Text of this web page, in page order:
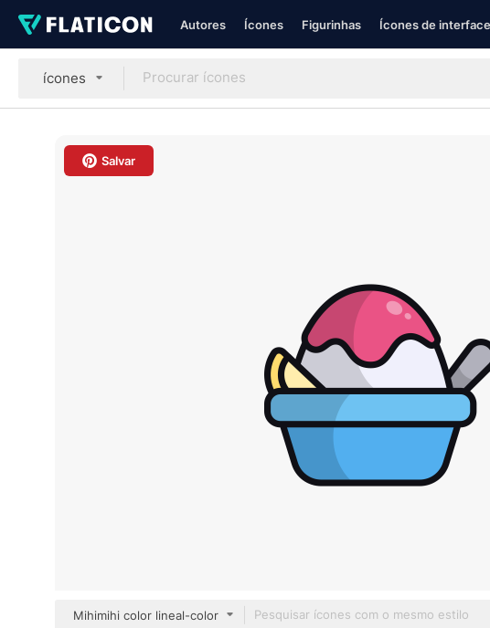
Autores Ícones Figurinhas Ícones de interface
ícones
Salvar
Mihimihi color lineal-color